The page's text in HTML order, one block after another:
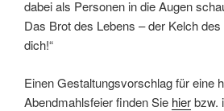
dabei als Personen in die Augen
Das Brot des Lebens – der Kelch
dich!“
Einen Gestaltungsvorschlag für eine
Abendmahlsfeier finden Sie hierbzw.